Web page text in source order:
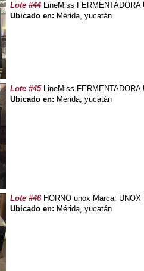
Lote #44 LineMiss
Ubicado en: Mérida, yucatán
Lote #45LineMiss FERMENTADORA
Ubicado en: Mérida, yucatán
Lote #46HORNO unox Marca: UNOX
Ubicado en: Mérida, yucatán